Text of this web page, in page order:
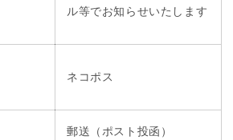
ル等でお知らせいたします
ネコポス
郵送（ポスト投函）